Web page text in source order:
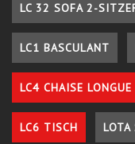
LC 32 SOFA 2-
LC1 BASCULANT
LC4 CHAISE LONGUE
LC6 TISCH LOTA